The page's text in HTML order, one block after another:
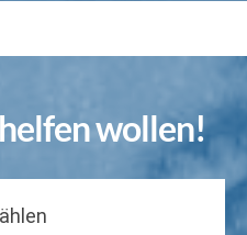
helfen wollen!